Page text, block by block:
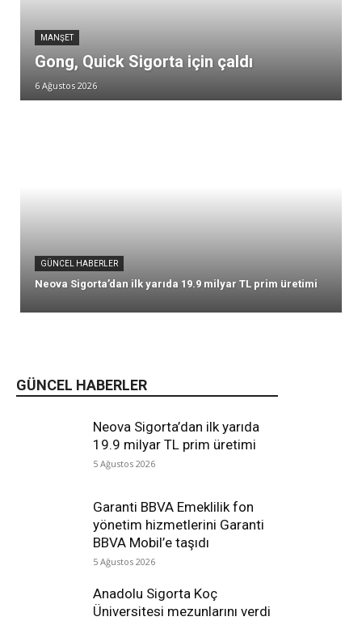
GÜNCEL HABERLER
Neova Sigorta’dan ilk yarıda
19.9 milyar TL prim üretimi
5 Ağustos 2026
Garanti BBVA Emeklilik fon
yönetim hizmetlerini Garanti
BBVA Mobil’e taşıdı
5 Ağustos 2026
Anadolu Sigorta Koç
Üniversitesi mezunlarını verdi
MANŞET
Gong, Quick Sigorta için çaldı
6 Ağustos 2026
GÜNCEL HABERLER
Neova Sigorta’dan ilk yarıda 19.9 milyar TL prim üretimi